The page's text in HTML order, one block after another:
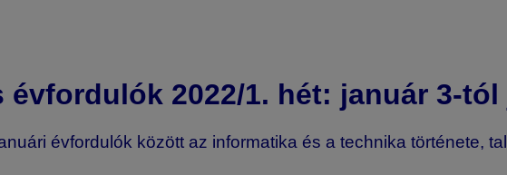
évfordulók 2022/1. hét: január 3-
évfordulók között az informatika és a technika története,